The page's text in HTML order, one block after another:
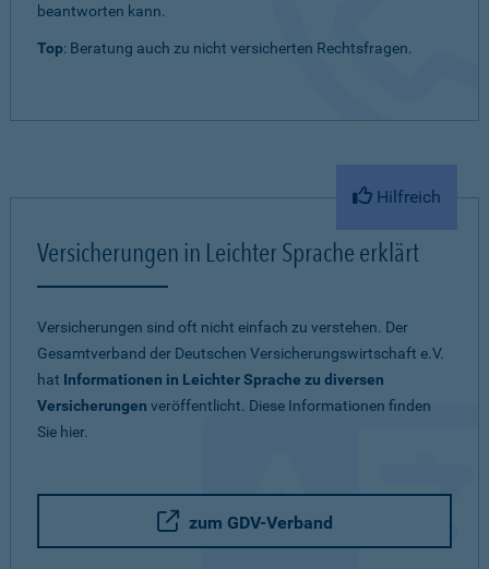
beantworten kann.
Top: Beratung auch zu nicht versicherten Rechtsfragen.
Hilfreich
Versicherungen in Leichter Sprache erklärt
Versicherungen sind oft nicht einfach zu verstehen. Der
Gesamtverband der Deutschen Versicherungswirtschaft e.V.
hat Informationen in Leichter Sprache zu diversen
Versicherungen veröffentlicht. Diese Informationen finden
Sie hier.
zum GDV-Verband